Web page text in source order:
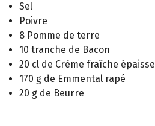
Sel
Poivre
8 Pomme de terre
10 tranche de Bacon
20 cl de Crème fraîche épaisse
170 g de Emmental rapé
20 g de Beurre